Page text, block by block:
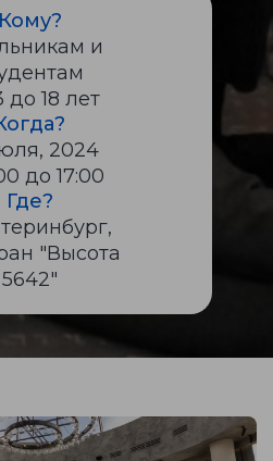
Кому?
и
до 18 лет
2024
до 17:00
Где?
"Высота
5642"